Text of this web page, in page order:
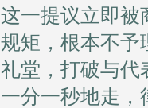
这一提议立即被
规矩，根本不予
礼堂，打破与代
一分一秒地走，